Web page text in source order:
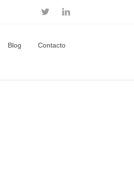
Blog Contacto